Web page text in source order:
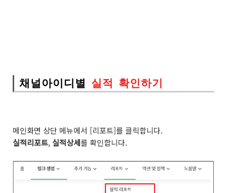
채널아이디별 실적 확인하기
메인화면 상단 메뉴에서 [리포트]를 클릭합니다.
실적리포트,실적상세를 확인합니다.